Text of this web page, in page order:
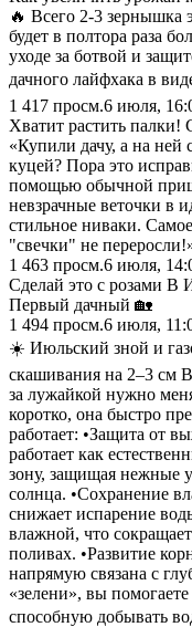
🔥 Всего 2-3 зернышка
будет в полтора раза
уходе за ботвой и
дачного лайфхака в
1 417 просм.6 июля,
Хватит растить
«Купили дачу, а на ней
куцей? Пора это
помощью обычной
невзрачные веточки в
стильное ниваки.
"свечки" не
1 463 просм.6 июля,
Сделай это с розами
Первый дачный 🏡
1 494 просм.6 июля,
☀️ Июльский зной и
скашивания на 2–3 см
за лужайкой нужно
коротко, она быстро
работает: •Защита от
работает как
зону, защищая нежные
солнца. •Сохранение
снижает испарение
влажной, что
поливах. •Развитие
напрямую связана с
«зелени», вы
способную добывать